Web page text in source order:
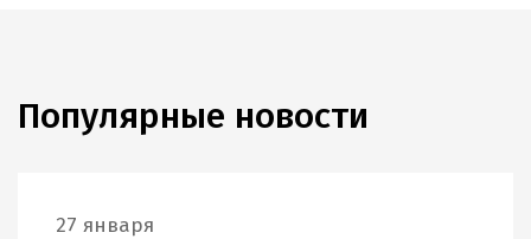
Популярные новости
27 января